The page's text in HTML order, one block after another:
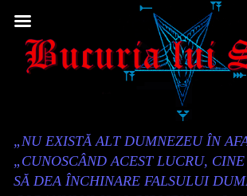
to
Content
Header
„NU EXISTĂ ALT DUMNEZEU ÎN
„CUNOSCÂND ACEST LUCRU,
SĂ DEA ÎNCHINARE FALSULUI